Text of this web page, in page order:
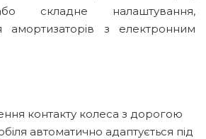
складне налаштування,
амортизаторів з електронним
контакту колеса з дорогою
автоматично адаптується під